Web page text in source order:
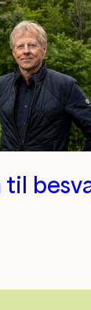
til